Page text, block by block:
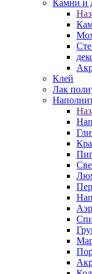
Камни и
Клей
Лак